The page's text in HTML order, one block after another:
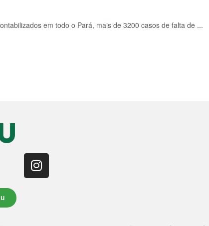
em todo o Pará, mais de 3200 casos de falta de ...